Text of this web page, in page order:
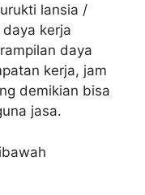
lansia /
kerja
daya
kerja, jam
demikian bisa
jasa.